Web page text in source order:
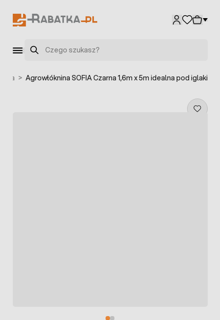
Szukaj
> Agrowłóknina SOFIA Czarna 1,6m x 5m idealna pod iglaki